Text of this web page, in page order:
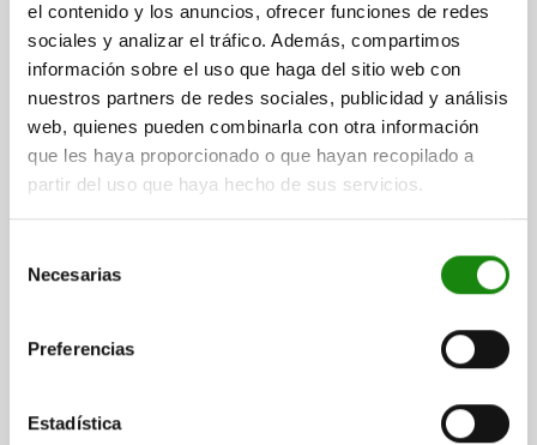
el contenido y los anuncios, ofrecer funciones de redes
sociales y analizar el tráfico. Además, compartimos
información sobre el uso que haga del sitio web con
nuestros partners de redes sociales, publicidad y análisis
web, quienes pueden combinarla con otra información
que les haya proporcionado o que hayan recopilado a
partir del uso que haya hecho de sus servicios.
Necesarias
Preferencias
Estadística
DIÁMETRO DE PERNO DE SUJECIÓ=5
LONGITUD DE EMPUÑADURA=25 ROSCA=M10X1
FORMA=B
D2=10
L=38,5 L3=15 B=9 B1=3 H=6 F X 30°=1,3
SW1=10
SW2=17 FUERZA DEL MUELLE INICIAL F1 APROX. N=8
FUERZA DEL MUELLE FINAL F2 APROX. N=14
más gastos de envío
03099-12 B